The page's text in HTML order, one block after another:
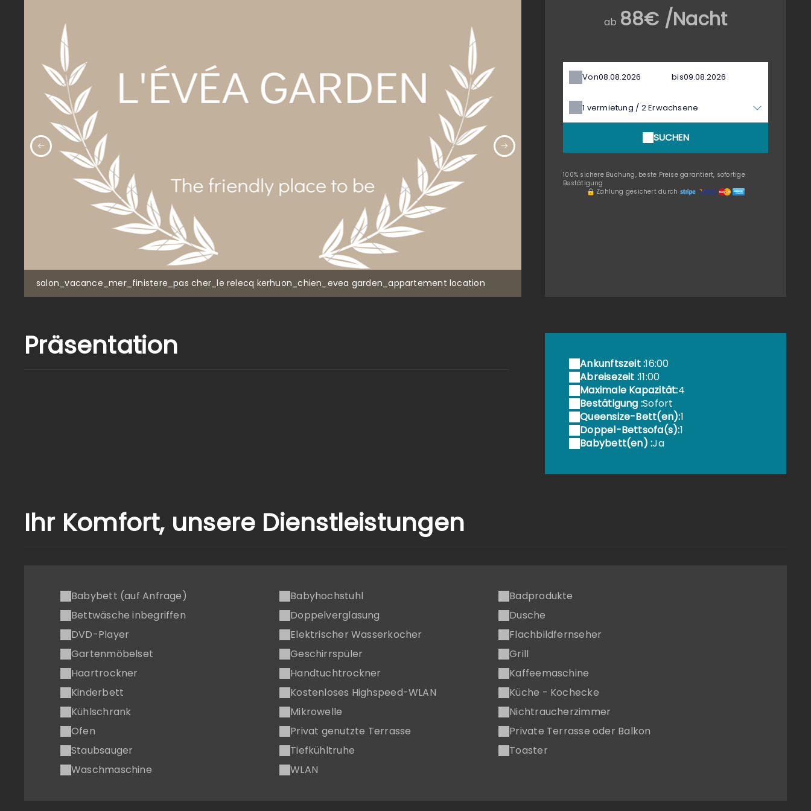
salon_vacance_mer_finistere_pas cher_le relecq kerhuon_chien_evea garden_appartement location
ab 88€ /Nacht
Von bis
1 vermietung / 2Erwachsene
SUCHEN
100% sichere Buchung, beste Preise garantiert, sofortige
Bestätigung
Zahlung gesichert durch
Präsentation
Ankunftszeit :16:00
Abreisezeit :11:00
Maximale Kapazität:4
Bestätigung :Sofort
Queensize-Bett(en):1
Doppel-Bettsofa(s):1
Babybett(en) :Ja
Ihr Komfort, unsere Dienstleistungen
Babybett (auf Anfrage) Babyhochstuhl
Badprodukte
Bettwäsche inbegriffen
Doppelverglasung
Dusche
DVD-Player
Elektrischer Wasserkocher
Flachbildfernseher
Gartenmöbelset
Geschirrspüler
Grill
Haartrockner
Handtuchtrockner
Kaffeemaschine
Kinderbett
Kostenloses Highspeed-WLAN
Küche - Kochecke
Kühlschrank
Mikrowelle
Nichtraucherzimmer
Ofen
Privat genutzte Terrasse
Private Terrasse oder Balkon
Staubsauger
Tiefkühltruhe
Toaster
Waschmaschine
WLAN